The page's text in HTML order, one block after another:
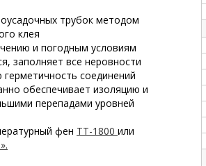
трубок методом
клея
и погодным условиям
заполняет все неровности
соединений
обеспечивает изоляцию и
перепадами уровней
фен ТТ-1800 или